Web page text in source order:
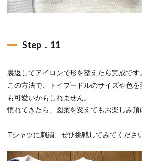
Step．11
裏返してアイロンで形を整えたら完成です。
この方法で、トイプードルのサイズや色
も可愛いかもしれません。
慣れてきたら、図案を変えてもお楽しみ頂
Tシャツに刺繍、ぜひ挑戦してみてくださ